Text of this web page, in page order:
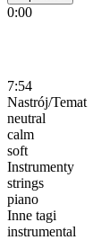
0:00
7:54
Nastrój/Temat
neutral
calm
soft
Instrumenty
strings
piano
Inne tagi
instrumental